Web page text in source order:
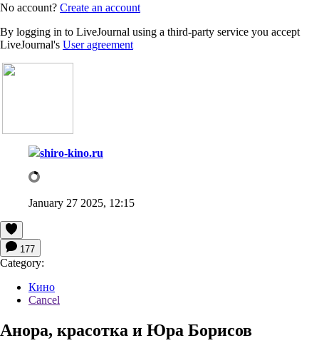
No account? Create an account
By logging in to LiveJournal using a third-party service you accept
LiveJournal's User agreement
shiro-kino.ru
January 27 2025, 12:15
177
Category:
Кино
Cancel
Анора, красотка и Юра Борисов